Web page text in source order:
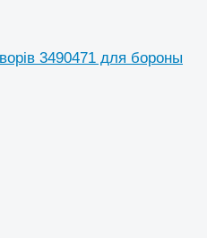
3490471 для бороны